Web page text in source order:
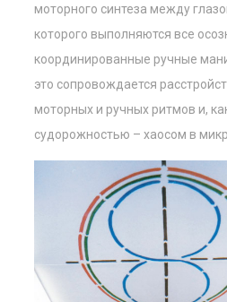
моторного синтеза между
которого выполняются все
координированные ручные
это сопровождается
моторных и ручных ритмов и,
судорожностью – хаосом в